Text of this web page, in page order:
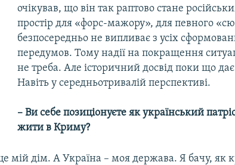
очікував, що він так раптово стане
простір для «форс-мажору», для певного
безпосередньо не випливає з усіх
передумов. Тому надії на покращення
не треба. Але історичний досвід поки що
Навіть у середньотривалій перспективі.
– Ви себе позиціонуєте як український
жити в Криму?
мій дім. А Україна – моя держава. Я бачу, як